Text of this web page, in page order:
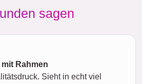
sagen
Rahmen
Sieht in echt viel